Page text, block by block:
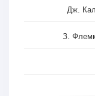
Дж.
З.